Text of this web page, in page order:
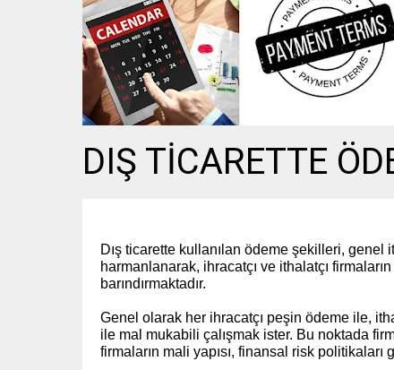
DIŞ TİCARETTE
Dış ticarette kullanılan ödeme şekilleri, genel
harmanlanarak, ihracatçı ve ithalatçı
barındırmaktadır.
Genel olarak her ihracatçı peşin ödeme ile,
ile mal mukabili çalışmak ister. Bu noktada
firmaların mali yapısı, finansal risk politikaları